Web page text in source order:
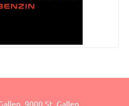
9000 St. Gallen